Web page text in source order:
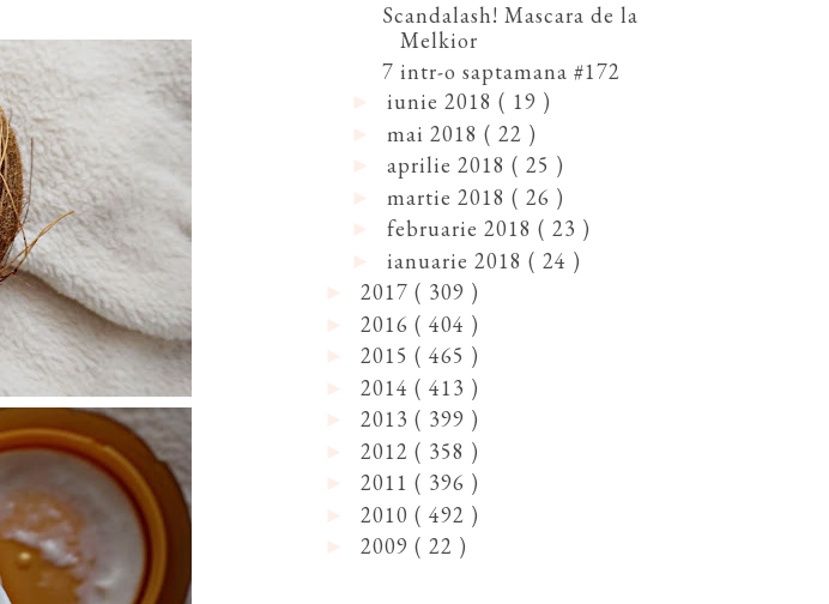
Scandalash! Mascara de la
Melkior
7 intr-o saptamana #172
iunie 2018 ( 19 )
mai 2018 ( 22 )
aprilie 2018 ( 25 )
martie 2018 ( 26 )
februarie 2018 ( 23 )
ianuarie 2018 ( 24 )
2017 ( 309 )
2016 ( 404 )
2015 ( 465 )
2014 ( 413 )
2013 ( 399 )
2012 ( 358 )
2011 ( 396 )
2010 ( 492 )
2009 ( 22 )